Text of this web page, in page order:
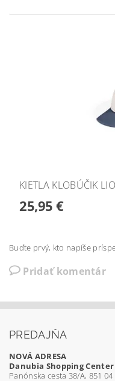
KIETLA KLOBÚČIK
25,95 €
Buďte prvý, kto napíše
Pridať komentár
PREDAJŇA
NOVÁ ADRESA
Danubia Shopping Center
Panónska cesta 38/A, 851